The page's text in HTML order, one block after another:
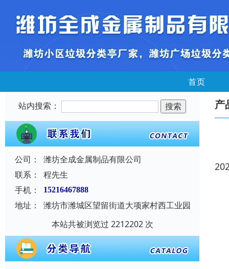
首页
站内搜索：
公司：
潍坊全成金属制品有限公司
联系：
程先生
手机：
15216467888
地址：
潍坊市潍城区望留街道大项家村西工业园
本站共被浏览过 2212202 次
产